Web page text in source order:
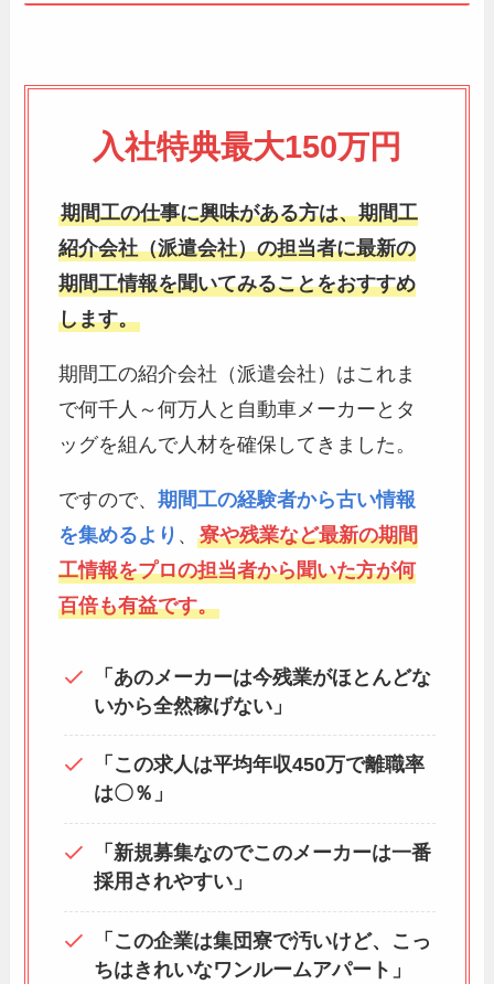
入社特典最大150万円
期間工の仕事に興味がある方は、期間工
紹介会社（派遣会社）の担当者に最新の
期間工情報を聞いてみることをおすすめ
します。
期間工の紹介会社（派遣会社）はこれま
で何千人～何万人と自動車メーカーとタ
ッグを組んで人材を確保してきました。
ですので、期間工の経験者から古い情報
を集めるより 、寮や残業など最新の期間
工情報をプロの担当者から聞いた方が何
百倍も有益です。
「あのメーカーは今残業がほとんどな
いから全然稼げない」
「この求人は平均年収450万で離職率
は〇％」
「新規募集なのでこのメーカーは一番
採用されやすい」
「この企業は集団寮で汚いけど、こっ
ちはきれいなワンルームアパート」